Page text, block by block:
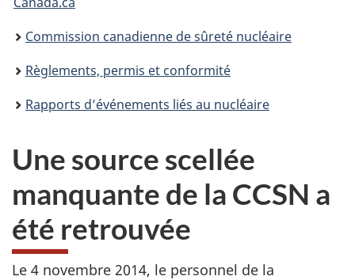
êtes
ici
Commission canadienne de sûreté nucléaire
Règlements, permis et conformité
Rapports d’événements liés au nucléaire
Une source scellée
manquante de la CCSN a
été retrouvée
Le 4 novembre 2014, le personnel de la